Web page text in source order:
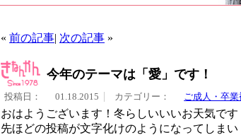
« 前の記事| 次の記事 »
今年のテーマは「愛」です！
投稿日： 01.18.2015 カテゴリー： ご成人・卒業
おはようございます！冬らしいいいお天気です
先ほどの投稿が文字化けのようになってしまい